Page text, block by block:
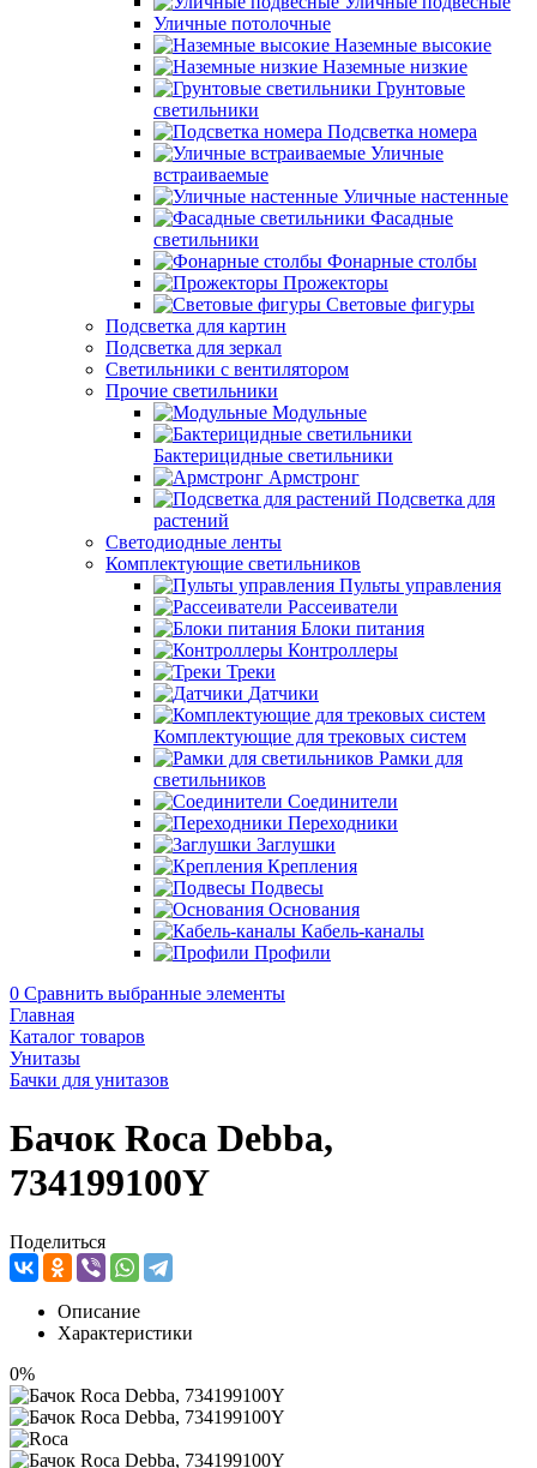
Уличные потолочные
Наземные высокие
Наземные низкие
Грунтовые
светильники
Подсветка номера
Уличные
встраиваемые
Уличные настенные
Фасадные
светильники
Фонарные столбы
Прожекторы
Световые фигуры
Подсветка для картин
Подсветка для зеркал
Светильники с вентилятором
Прочие светильники
Модульные
Бактерицидные светильники
Армстронг
Подсветка для
растений
Светодиодные ленты
Комплектующие светильников
Пульты управления
Рассеиватели
Блоки питания
Контроллеры
Треки
Датчики
Комплектующие для трековых систем
Рамки для
светильников
Соединители
Переходники
Заглушки
Крепления
Подвесы
Основания
Кабель-каналы
Профили
0 Сравнить выбранные элементы
Главная
Каталог товаров
Унитазы
Бачки для унитазов
Бачок Roca Debba,
734199100Y
Поделиться
Описание
Характеристики
0%